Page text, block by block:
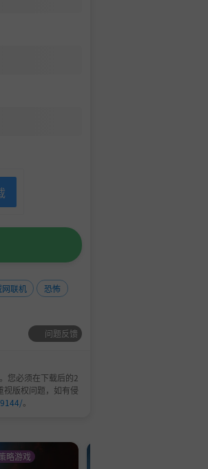
网联机
恐怖
问题反馈
您必须在下载后的2
版权问题，如有侵
。
略游戏